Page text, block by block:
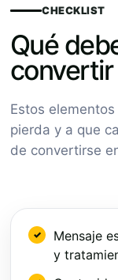
CHECKLIST
Qué
Estos
pierda y a que
de convertirse
Mensaje
y